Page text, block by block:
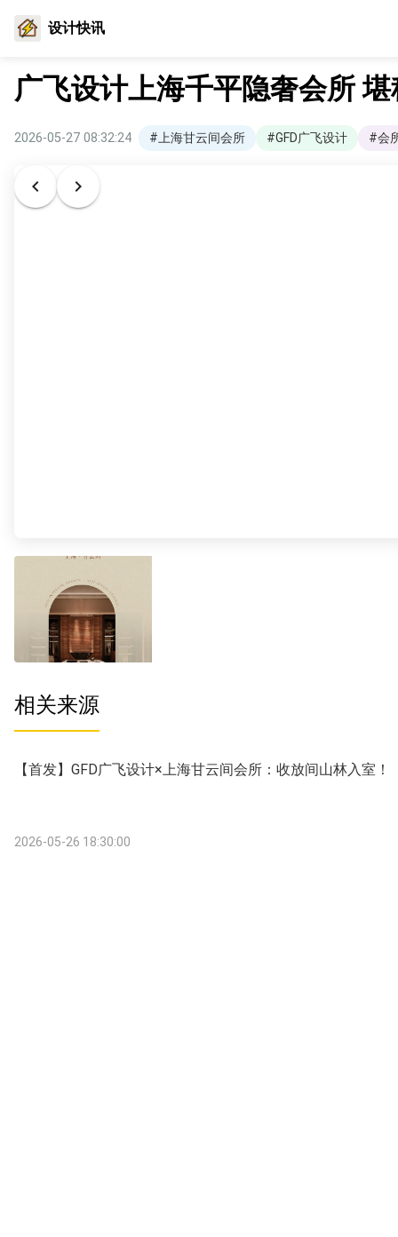
设计快讯
广飞设计上海千平隐奢会所
2026-05-27 08:32:24 #上海甘云间会所 #GFD广飞设计 #会
相关来源
【首发】GFD广飞设计×上海甘云间会所：收放间山林入室！
2026-05-26 18:30:00